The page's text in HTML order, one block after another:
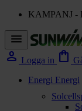
KAMPANJ -
menu
person Logga in shopping_bag
Energi Energi